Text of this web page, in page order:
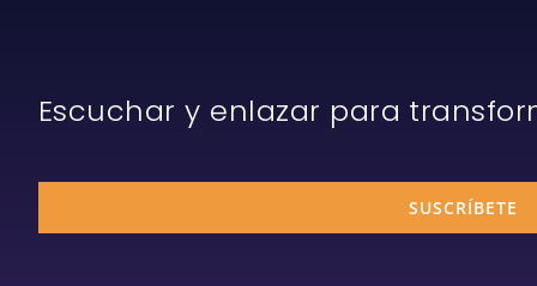
Escuchar y enlazar para
SUSCRÍBETE